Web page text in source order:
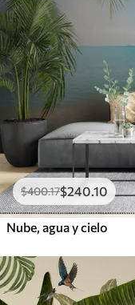
$400.17$240.10
Nube, agua y cielo